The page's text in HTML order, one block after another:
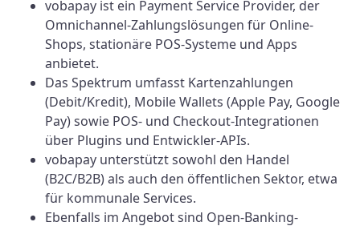
vobapay ist ein Payment Service Provider, der
Omnichannel-Zahlungslösungen für Online-
Shops, stationäre POS-Systeme und Apps
anbietet.
Das Spektrum umfasst Kartenzahlungen
(Debit/Kredit), Mobile Wallets (Apple Pay, Google
Pay) sowie POS- und Checkout-Integrationen
über Plugins und Entwickler-APIs.
vobapay unterstützt sowohl den Handel
(B2C/B2B) als auch den öffentlichen Sektor, etwa
für kommunale Services.
Ebenfalls im Angebot sind Open-Banking-